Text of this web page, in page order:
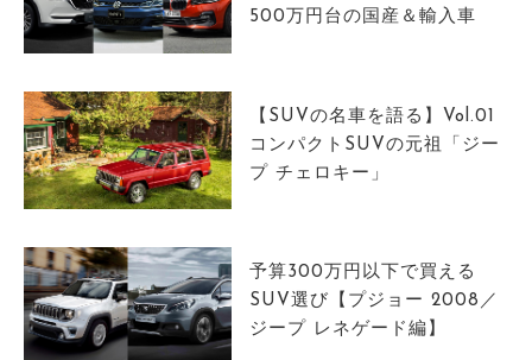
500万円台の国産＆輸入車
【SUVの名車を語る】Vol.01
コンパクトSUVの元祖「ジー
プ チェロキー」
予算300万円以下で買える
SUV選び【プジョー 2008／
ジープ レネゲード編】